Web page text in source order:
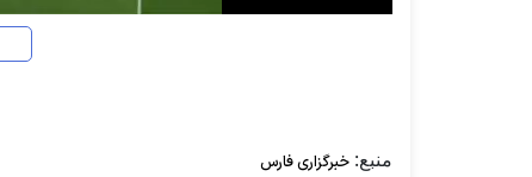
منبع: خبرگزاری فارس